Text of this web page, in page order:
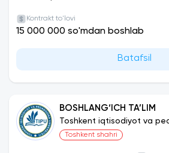
Universitetda tajribali professor-
beradi. Katta kutubxona va o‘quv
Universitet dunyoning 10 ga
Rossiya, Turkiya, Qozog’iston,
Ozarbayjonbilan samarali
Rektor stipendiyasi va grantlar
Kontrakt to'lovi
15 000 000 so'mdan boshlab
Batafsil
BOSHLANG‘ICH TA’LIM
Toshkent iqtisodiyot va
universiteti
Toshkent shahri